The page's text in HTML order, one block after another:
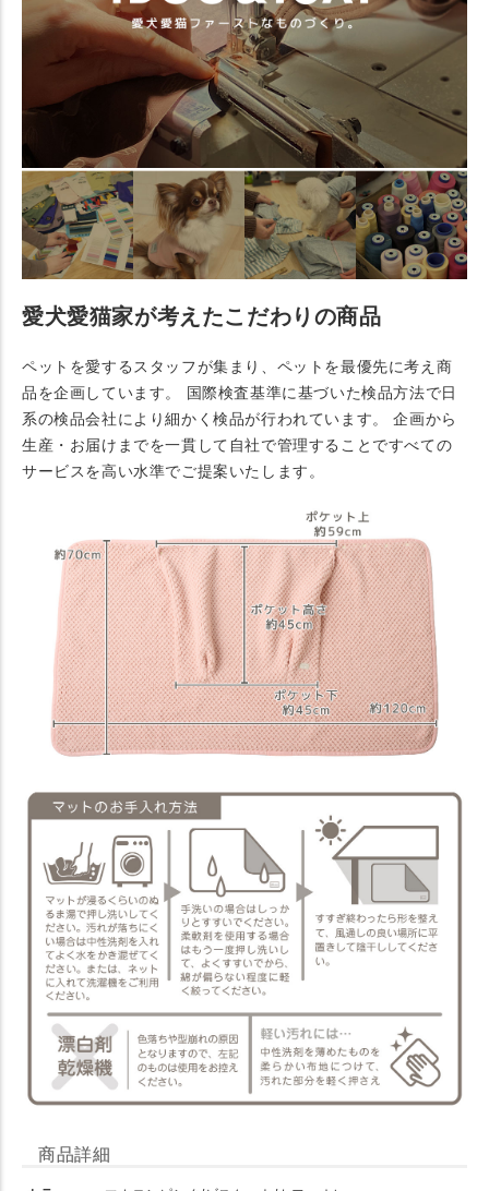
愛犬愛猫家が考えたこだわりの商品
ペットを愛するスタッフが集まり、ペットを最優先に考え商
品を企画しています。 国際検査基準に基づいた検品方法で日
系の検品会社により細かく検品が行われています。 企画から
生産・お届けまでを一貫して自社で管理することですべての
サービスを高い水準でご提案いたします。
商品詳細